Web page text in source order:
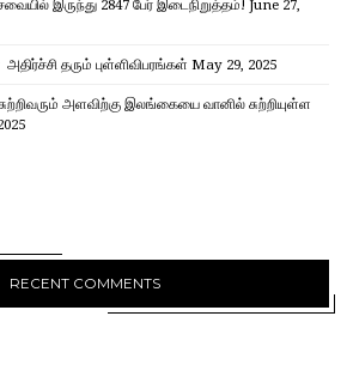
இருந்து 2847 பேர் இடைநிறுத்தம்! June 27,
தரும் புள்ளிவிபரங்கள் May 29, 2025
அளவிற்கு இலங்கையை வானில் சுற்றியுள்ள
RECENT COMMENTS